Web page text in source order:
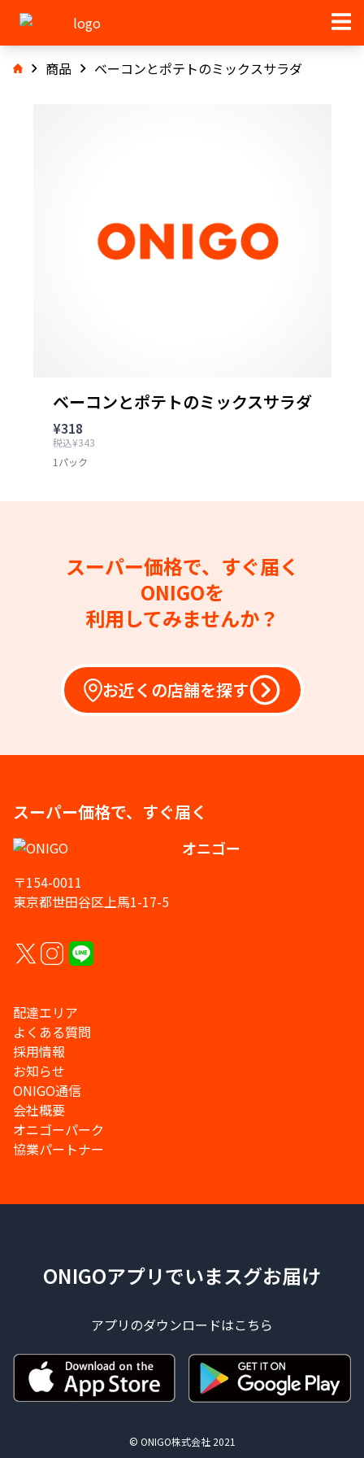
商品 ベーコンとポテトのミックスサラダ
ベーコンとポテトのミックスサラダ
¥318
税込¥343
1パック
スーパー価格で、すぐ届く
ONIGOを
利用してみませんか？
お近くの店舗を探す
スーパー価格で、すぐ届く
オニゴー
〒154-0011
東京都世田谷区上馬1-17-5
配達エリア
よくある質問
採用情報
お知らせ
ONIGO通信
会社概要
オニゴーパーク
協業パートナー
ONIGOアプリでいまスグお届け
アプリのダウンロードはこちら
© ONIGO株式会社 2021